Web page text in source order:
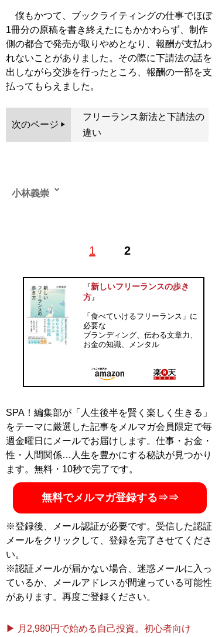
僕もかつて、ブックライティングの仕事でほぼ
1冊分の原稿を書き終えたにもかかわらず、制作
側の都合で発売が取りやめとなり、報酬が支払わ
れないことがありました。その際に下請法の話を
出しながら交渉を行ったところ、報酬の一部を支
払ってもらえました。
次のページ
フリーランス新法と下請法の
違い
1 2
小林義崇
後、都内の税務署、東京国税局、東京国税不服審判所に
査業務等に従事。2017年7月、東京国税局を辞職し、フ
リーライターに転身。書籍や雑誌、ウェブメディアを中
心とする精力的な執筆活動に加え、お金に関するセミナ
ーを行っている。『僕らを守るお金の教室』（サンマー
ク出版刊）、『元国税専門官がこっそり教える あなたの
隣の億万長者』（ダイヤモンド社刊）ほか著書多数。
記事一覧へ
『新しいフリーランスの歩き
方』
「食べていけるフリーランス」に
必要な
ブランディング、伝わる文章力、
お金の知識、メンタル
SPA！編集部が「人生後半を賢く楽しく生きる」
をテーマに厳選した記事をメルマガ会員限定で毎
週金曜日にメールでお届けします。仕事・お金・
性・人間関係…人生を豊かにする秘訣が見つかり
ます。無料・10秒で完了です。
無料でメルマガ登録する⇒⇒
※登録後、メール認証が必要です。受信した認証
メールをクリックして、登録を完了させてくださ
い。
※認証メールが届かない場合、迷惑メールに入っ
ているか、メールアドレスが間違っている可能性
があります。再度ご登録ください。
▶ 月2,980円で始める自己投資。初心者向け